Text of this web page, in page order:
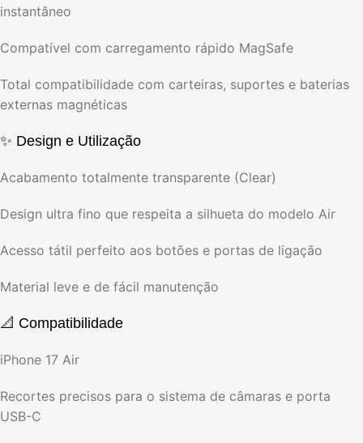
instantâneo
Compatível com carregamento rápido MagSafe
Total compatibilidade com carteiras, suportes e baterias
externas magnéticas
✨ Design e Utilização
Acabamento totalmente transparente (Clear)
Design ultra fino que respeita a silhueta do modelo Air
Acesso tátil perfeito aos botões e portas de ligação
Material leve e de fácil manutenção
📐 Compatibilidade
iPhone 17 Air
Recortes precisos para o sistema de câmaras e porta
USB-C